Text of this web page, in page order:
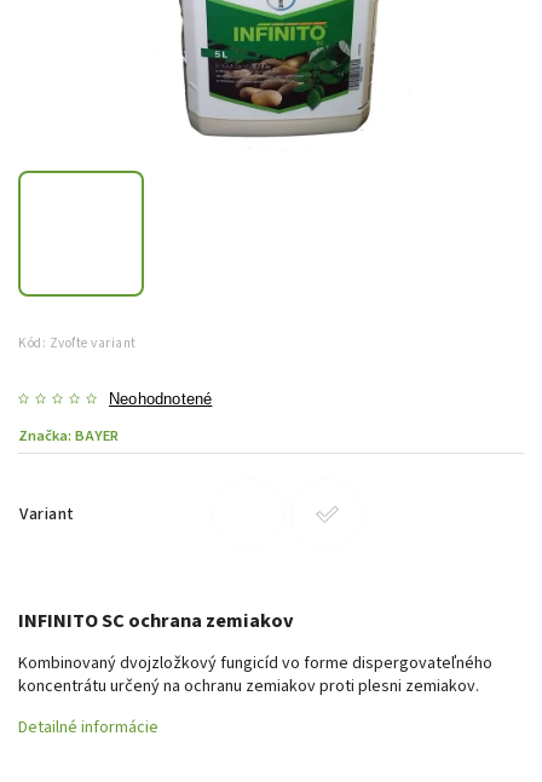
Kód: Zvoľte variant
Neohodnotené
Značka: BAYER
Variant
INFINITO SC ochrana zemiakov
Kombinovaný dvojzložkový fungicíd vo forme dispergovateľného
koncentrátu určený na ochranu zemiakov proti plesni zemiakov.
Detailné informácie